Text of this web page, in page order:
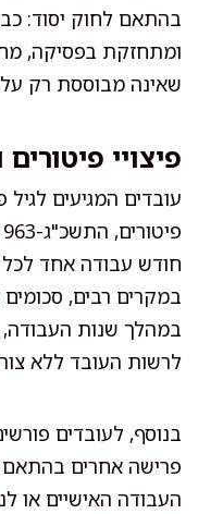
בהתאם לחוק יסוד:
ומתחזקת בפסיקה,
שאינה מבוססת רק על
פיצויי
עובדים המגיעים
חודש עבודה אחד
במקרים רבים, סכומים
במהלך שנות
לרשות העובד ללא
בנוסף, לעובדים
פרישה אחרים בהתאם
העבודה האישיים או